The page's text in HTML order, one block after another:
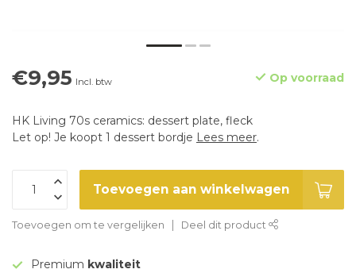
€9,95 Incl. btw Op voorraad
HK Living 70s ceramics: dessert plate, fleck
Let op! Je koopt 1 dessert bordje Lees meer.
Toevoegen aan winkelwagen
Toevoegen om te vergelijken Deel dit product
Premium kwaliteit